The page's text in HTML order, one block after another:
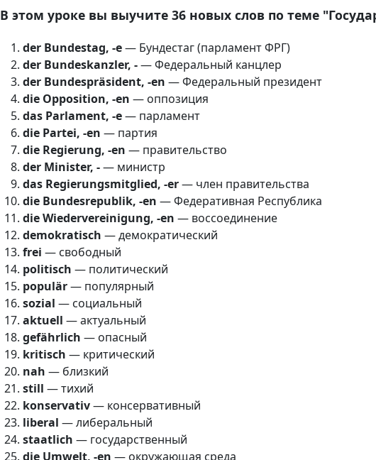
В этом уроке вы выучите 36 новых слов по теме
der Bundestag, -e— Бундестаг (парламент ФРГ)
der Bundeskanzler, -— Федеральный канцлер
der Bundespräsident, -en — Федеральный президент
die Opposition, -en — оппозиция
das Parlament, -e— парламент
die Partei, -en — партия
die Regierung, -en — правительство
der Minister, -— министр
das Regierungsmitglied, -er— член правительства
die Bundesrepublik, -en — Федеративная Республика
die Wiedervereinigung, -en — воссоединение
demokratisch — демократический
frei — свободный
politisch — политический
populär— популярный
sozial — социальный
aktuell — актуальный
gefährlich — опасный
kritisch — критический
nah — близкий
still — тихий
konservativ— консервативный
liberal — либеральный
staatlich — государственный
die Umwelt, -en — окружающая среда